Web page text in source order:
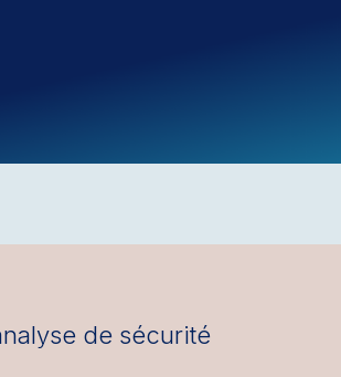
de sécurité